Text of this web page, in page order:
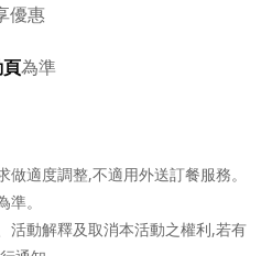
優惠
為準
做適度調整,不適用外送訂餐服務。
。
活動解釋及取消本活動之權利,若有